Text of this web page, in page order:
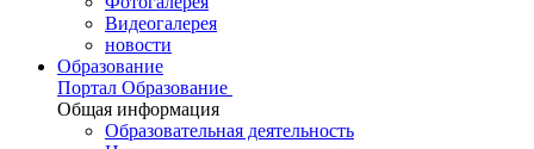
Видеогалерея
новости
Образование
Портал Образование
Общая информация
Образовательная деятельность